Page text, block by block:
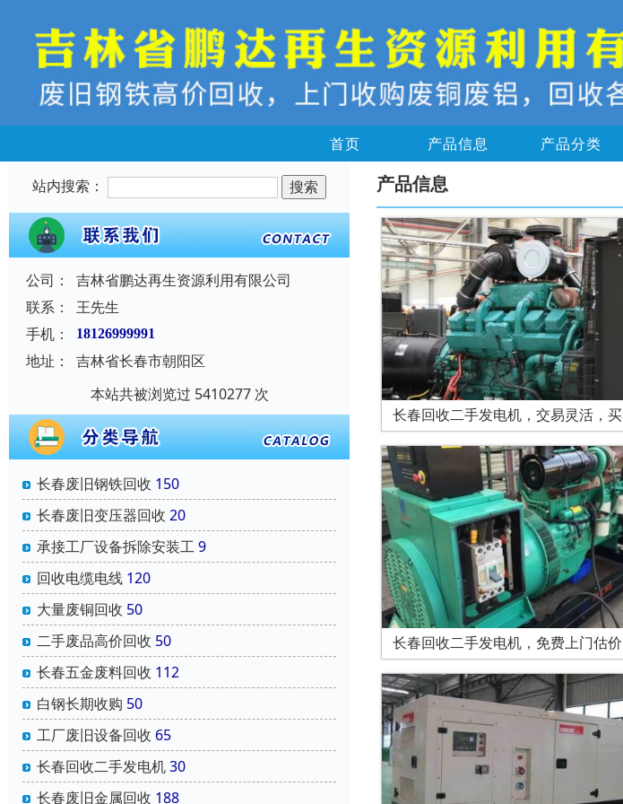
首页 产品信息 产品分类
站内搜索：
公司：
吉林省鹏达再生资源利用有限公司
联系：
王先生
手机：
18126999991
地址：
吉林省长春市朝阳区
本站共被浏览过 5410277 次
长春废旧钢铁回收 150
长春废旧变压器回收 20
承接工厂设备拆除安装工9
回收电缆电线 120
大量废铜回收 50
二手废品高价回收 50
长春五金废料回收 112
白钢长期收购 50
工厂废旧设备回收 65
长春回收二手发电机30
长春废旧金属回收 188
产品信息
长春回收二手发电机，交易灵活，买
长春回收二手发电机，免费上门估价